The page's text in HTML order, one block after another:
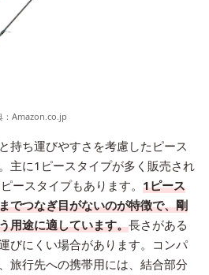
Amazon.co.jp
持ち運びやすさを考慮したピース
主に1ピースタイプが多く販売され
ースタイプもあります。 1ピース
でつなぎ目がないのが特徴で、剛
用途に適しています。長さがある
びにくい場合があります。コンパ
旅行先への携帯用には、結合部分